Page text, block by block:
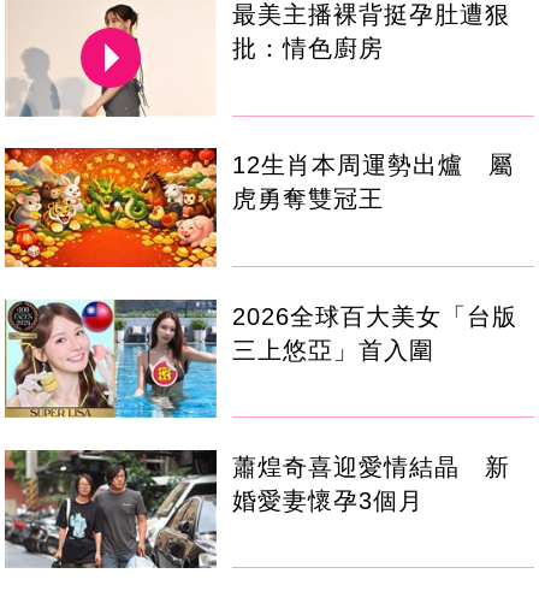
最美主播裸背挺孕肚遭狠
批：情色廚房
12生肖本周運勢出爐 屬
虎勇奪雙冠王
2026全球百大美女「台版
三上悠亞」首入圍
蕭煌奇喜迎愛情結晶 新
婚愛妻懷孕3個月